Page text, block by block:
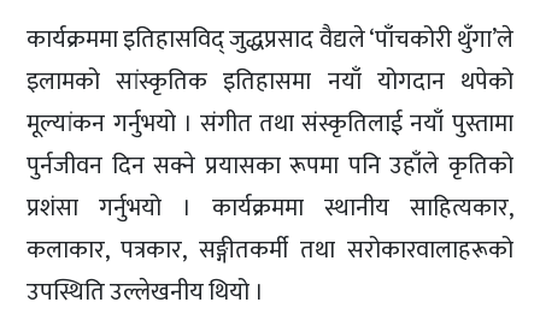
कार्यक्रममा इतिहासविद् जुद्धप्रसाद वैद्यले ‘पाँचकोरी थुँगा’ले
इलामको सांस्कृतिक इतिहासमा नयाँ योगदान थपेको
मूल्यांकन गर्नुभयो । संगीत तथा संस्कृतिलाई नयाँ पुस्तामा
पुर्नजीवन दिन सक्ने प्रयासका रूपमा पनि उहाँले कृतिको
प्रशंसा गर्नुभयो । कार्यक्रममा स्थानीय साहित्यकार,
कलाकार, पत्रकार, सङ्गीतकर्मी तथा सरोकारवालाहरूको
उपस्थिति उल्लेखनीय थियो ।